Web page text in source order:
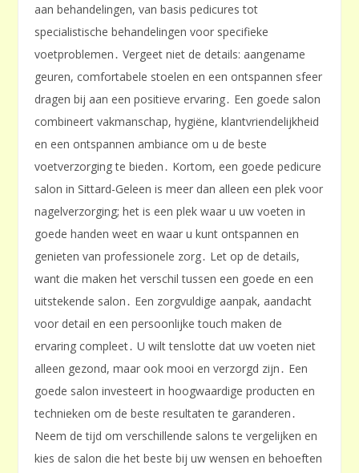
aan behandelingen, van basis pedicures tot
specialistische behandelingen voor specifieke
voetproblemen․ Vergeet niet de details: aangename
geuren, comfortabele stoelen en een ontspannen sfeer
dragen bij aan een positieve ervaring․ Een goede salon
combineert vakmanschap, hygiëne, klantvriendelijkheid
en een ontspannen ambiance om u de beste
voetverzorging te bieden․ Kortom, een goede pedicure
salon in Sittard-Geleen is meer dan alleen een plek voor
nagelverzorging; het is een plek waar u uw voeten in
goede handen weet en waar u kunt ontspannen en
genieten van professionele zorg․ Let op de details,
want die maken het verschil tussen een goede en een
uitstekende salon․ Een zorgvuldige aanpak, aandacht
voor detail en een persoonlijke touch maken de
ervaring compleet․ U wilt tenslotte dat uw voeten niet
alleen gezond, maar ook mooi en verzorgd zijn․ Een
goede salon investeert in hoogwaardige producten en
technieken om de beste resultaten te garanderen․
Neem de tijd om verschillende salons te vergelijken en
kies de salon die het beste bij uw wensen en behoeften